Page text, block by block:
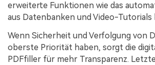
erweiterte Funktionen wie das
aus Datenbanken und Video-Tutorials
Wenn Sicherheit und Verfolgung von
oberste Priorität haben, sorgt die
PDFfiller für mehr Transparenz.